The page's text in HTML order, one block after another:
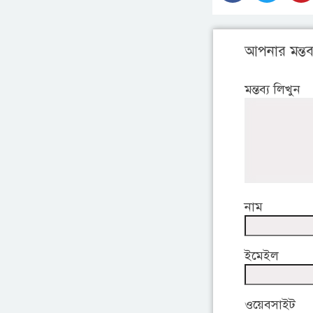
আপনার
মন্তব্য লিখুন
নাম
ইমেইল
ওয়েবসাইট